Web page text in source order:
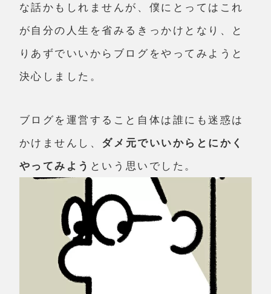
な話かもしれませんが、僕にとってはこれ
が自分の人生を省みるきっかけとなり、と
りあずでいいからブログをやってみようと
決心しました。
ブログを運営すること自体は誰にも迷惑は
かけませんし、 ダメ元でいいからとにかく
やってみよう という思いでした。